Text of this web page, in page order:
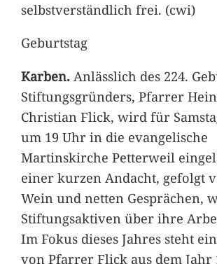
selbstverständlich frei. (cwi)
Geburtstag
Karben.Anlässlich des 224.
Stiftungsgründers, Pfarrer
Christian Flick, wird für
um 19 Uhr in die evangelische
Martinskirche Petterweil
einer kurzen Andacht, gefolgt
Wein und netten Gesprächen,
Stiftungsaktiven über ihre
Im Fokus dieses Jahres steht
von Pfarrer Flick aus dem Jahr